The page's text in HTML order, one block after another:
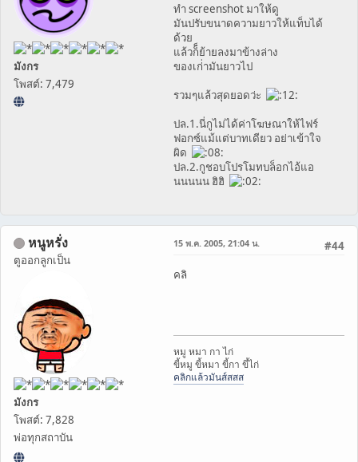
มังกร
โพสต์: 7,479
ทำ screenshot มาให้ดู
มันปรับขนาดความยาวให้แท็บได้
ด้วย
แล้วก็็ย้ายลงมาข้างล่าง
ของเก่่ามันยาวไป
รวมๆแล้วสุดยอดว่ะ
ปล.1.นี่กูไม่ได้ค่าโฆษณาให้ไฟร์
ฟอกซ์แม้แต่บาทเดียว อย่าเข้าใจ
ผิด
ปล.2.กูชอบโปรโมทบล็อกไอ้แอ
นนนนน ฮิฮิ
หนูหรั่ง
ตูออกลูกเป็น
มังกร
โพสต์: 7,828
พ่อทุกสถาบัน
#44
15 พ.ค. 2005, 21:04 น.
คลิ
หมู หมา กา ไก่
ขี้หมู ขี้หมา ขี้กา ขึ้ไก่
คลิกแล้วมันส์สสส